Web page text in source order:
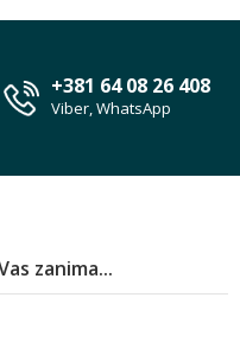
+381 64 08 26 408
Viber, WhatsApp
zanima...